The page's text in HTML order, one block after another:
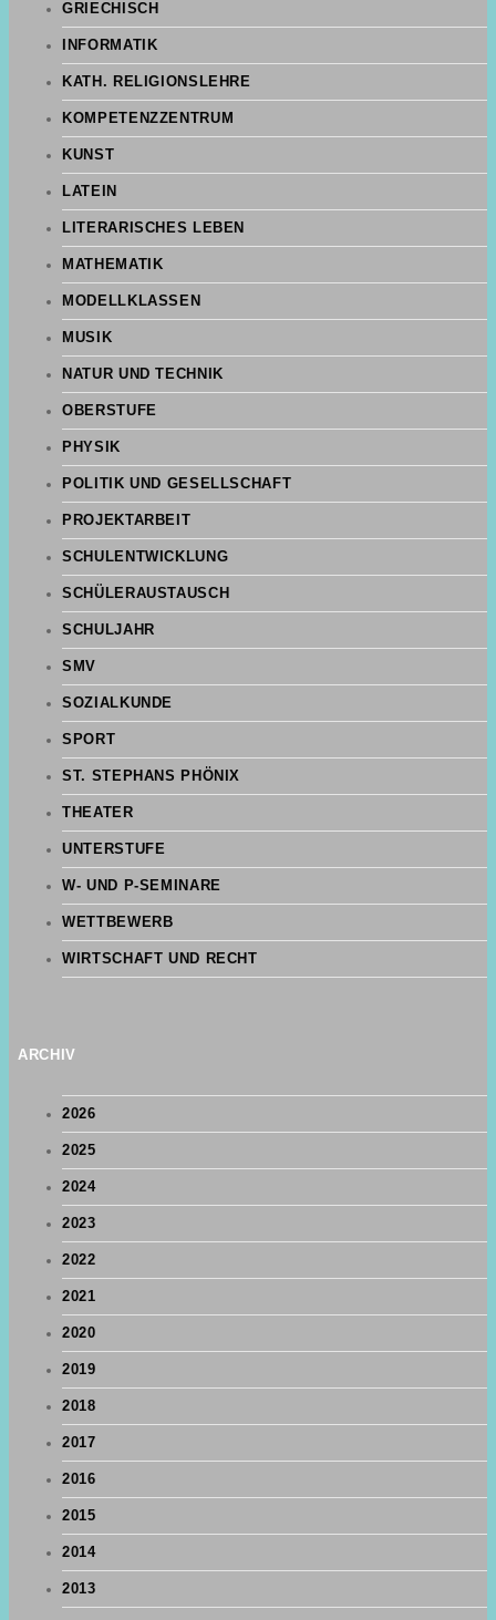
GRIECHISCH
INFORMATIK
KATH. RELIGIONSLEHRE
KOMPETENZZENTRUM
KUNST
LATEIN
LITERARISCHES LEBEN
MATHEMATIK
MODELLKLASSEN
MUSIK
NATUR UND TECHNIK
OBERSTUFE
PHYSIK
POLITIK UND GESELLSCHAFT
PROJEKTARBEIT
SCHULENTWICKLUNG
SCHÜLERAUSTAUSCH
SCHULJAHR
SMV
SOZIALKUNDE
SPORT
ST. STEPHANS PHÖNIX
THEATER
UNTERSTUFE
W- UND P-SEMINARE
WETTBEWERB
WIRTSCHAFT UND RECHT
ARCHIV
2026
2025
2024
2023
2022
2021
2020
2019
2018
2017
2016
2015
2014
2013